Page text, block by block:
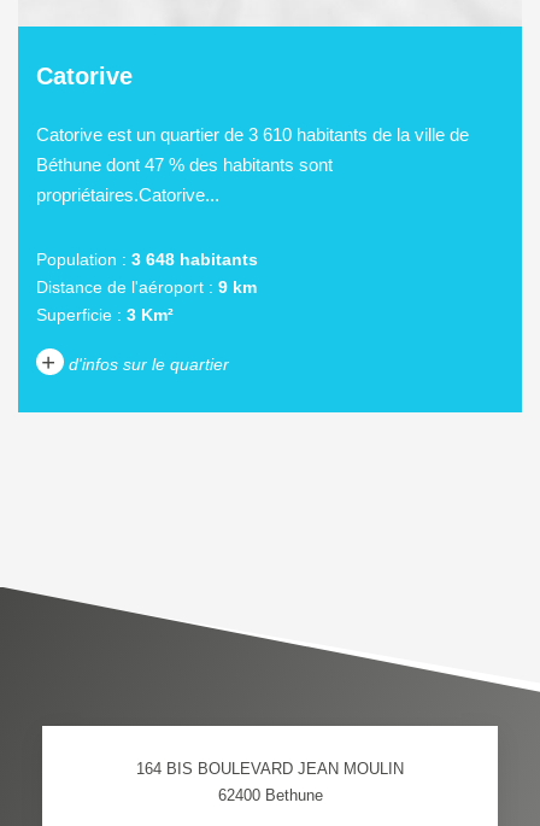
Catorive
Catorive est un quartier de 3 610 habitants de la ville de
Béthune dont 47 % des habitants sont
propriétaires.Catorive...
Population : 3 648 habitants
Distance de l'aéroport : 9 km
Superficie : 3 Km²
+ d'infos sur le quartier
TAUX DE PROPRIÉTAIRES
PART DES MÉNAGES SANS
ECOLES ET CRÈCHES
164 BIS BOULEVARD JEAN MOULIN
62400 Bethune